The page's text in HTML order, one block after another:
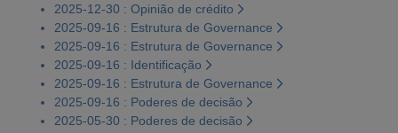
2025-12-30 : Opinião de crédito
2025-09-16 : Estrutura de Governance
2025-09-16 : Estrutura de Governance
2025-09-16 : Identificação
2025-09-16 : Estrutura de Governance
2025-09-16 : Poderes de decisão
2025-05-30 : Poderes de decisão